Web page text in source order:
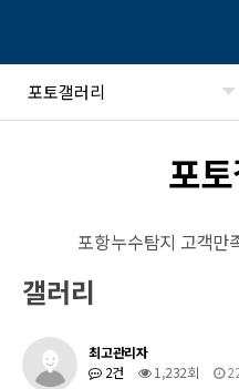
포토갤러리
포
포항누수탐지 고객만
갤러리
최고관리자
2건
1,232회